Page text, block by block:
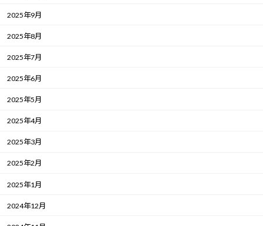
2025年9月
2025年8月
2025年7月
2025年6月
2025年5月
2025年4月
2025年3月
2025年2月
2025年1月
2024年12月